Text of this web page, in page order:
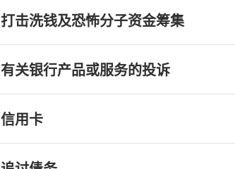
打击洗钱及恐怖分子资金筹集
有关银行产品或服务的投诉
信用卡